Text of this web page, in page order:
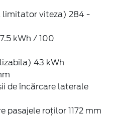
viteza) 284 -
kWh / 100
43 kWh
de încărcare laterale
pasajele roților 1172 mm